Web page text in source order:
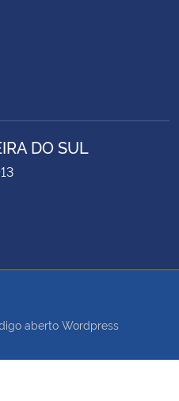
DO SUL
aberto Wordpress